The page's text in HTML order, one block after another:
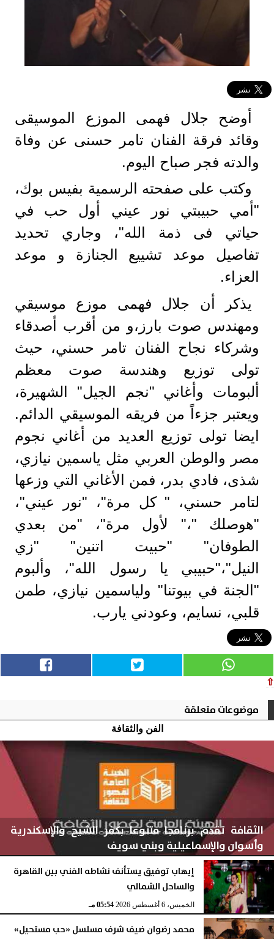
أوضح جلال فهمى الموزع الموسيقى
وقائد فرقة الفنان تامر حسنى عن وفاة
والدته فجر صباح اليوم.
وكتب على صفحته الرسمية بفيس بوك،
"أمي حبيبتي نور عيني أول حب في
حياتي فى ذمة الله"، وجاري تحديد
تفاصيل موعد تشييع الجنازة و موعد
العزاء.
يذكر أن جلال فهمى موزع موسيقي
ومهندس صوت بارز،و من أقرب أصدقاء
وشركاء نجاح الفنان تامر حسني، حيث
تولى توزيع وهندسة صوت معظم
ألبومات وأغاني "نجم الجيل" الشهيرة،
ويعتبر جزءاً من فريقه الموسيقي الدائم.
ايضا تولى توزيع العديد من أغاني نجوم
مصر والوطن العربي مثل ياسمين نيازي،
شذى، فادي بدر، فمن الأغاني التي وزعها
لتامر حسني، " كل مرة"، "نور عيني"،
"هوصلك "،" لأول مرة"، "من بعدي
الطوفان" "حبيت اتنين" "زي
النيل"،"حبيبي يا رسول الله"، وألبوم
"الجنة في بيوتنا" ولياسمين نيازي، طمن
قلبي، نسايم، وعودني يارب.
⇧
موضوعات متعلقة
الفن والثقافة
الثقافة تقدم برنامجا متنوعا بكفر الشيخ والإسكندرية
وأسوان والإسماعيلية وبني سويف
الخميس، 6 أغسطس 2026 05:56 مـ
إيهاب توفيق يستأنف نشاطه الفني بين القاهرة
والساحل الشمالي
الخميس، 6 أغسطس 2026 05:54 مـ
محمد رضوان ضيف شرف مسلسل «حب مستحيل»